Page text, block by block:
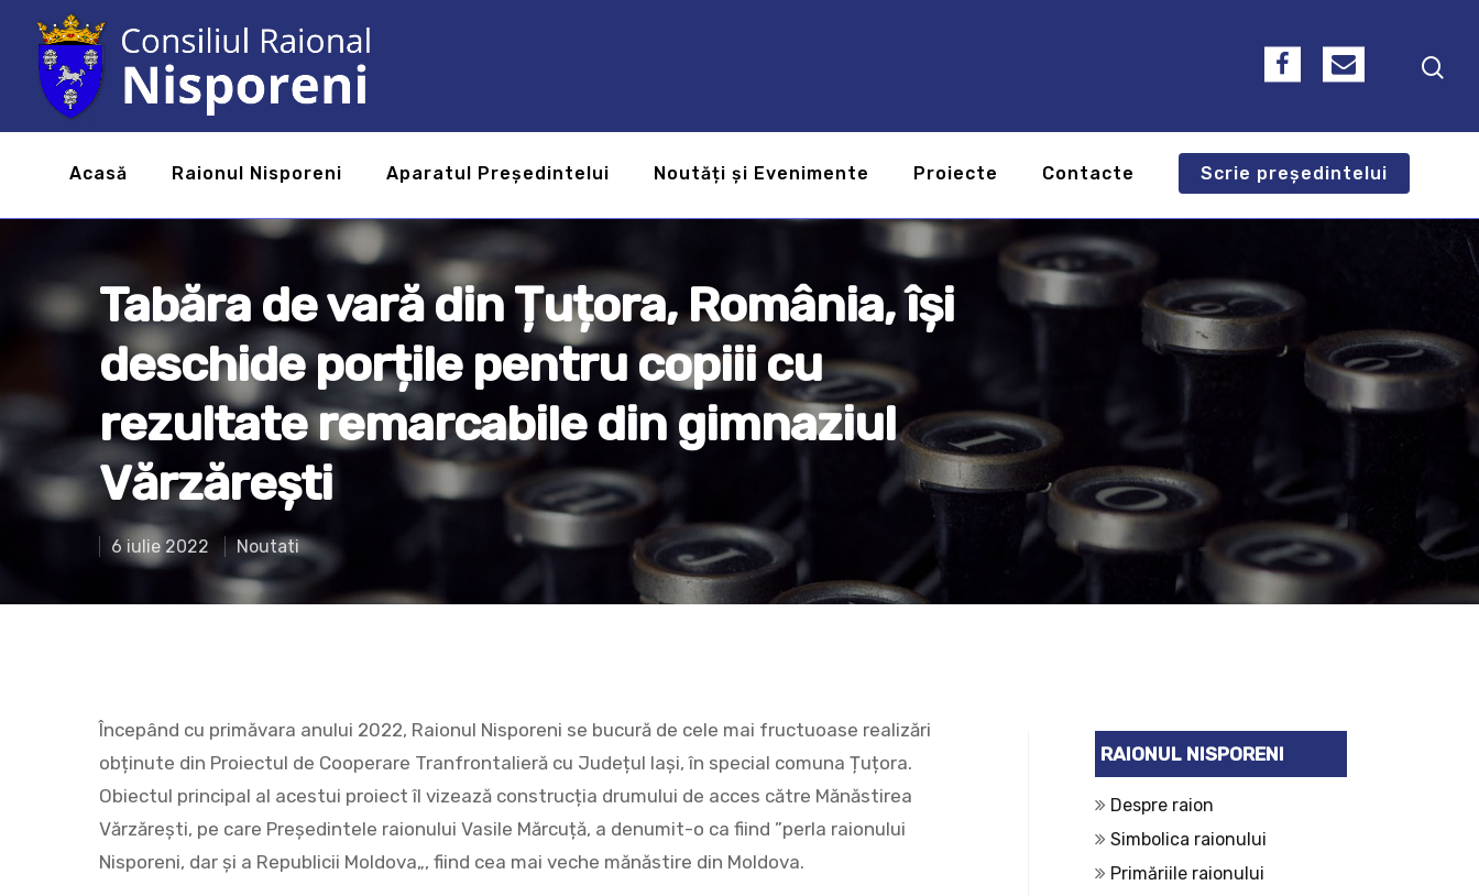
Hit enter to search or ESC to close
Acasă Raionul Nisporeni Aparatul Președintelui Noutăți și Evenimente Proiecte Contacte Scrie președintelui
Tabăra de vară din Țuțora, România, își
deschide porțile pentru copiii cu
rezultate remarcabile din gimnaziul
Vărzărești
6 iulie 2022 Noutati
Începând cu primăvara anului 2022, Raionul Nisporeni se bucură de cele mai fructuoase realizări
obținute din Proiectul de Cooperare Tranfrontalieră cu Județul Iași, în special comuna Țuțora.
Obiectul principal al acestui proiect îl vizează construcția drumului de acces către Mănăstirea
Vărzărești, pe care Președintele raionului Vasile Mărcuță, a denumit-o ca fiind ”perla raionului
Nisporeni, dar și a Republicii Moldova„, fiind cea mai veche mănăstire din Moldova.
RAIONUL NISPORENI
Despre raion
Simbolica raionului
Primăriile raionului